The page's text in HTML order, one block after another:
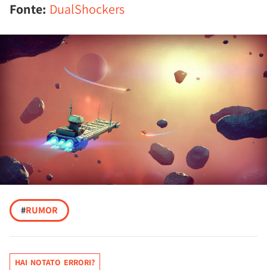
Fonte: DualShockers
#RUMOR
HAI NOTATO ERRORI?